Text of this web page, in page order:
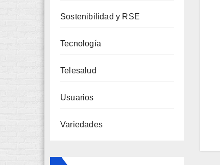
Sostenibilidad y RSE
Tecnología
Telesalud
Usuarios
Variedades